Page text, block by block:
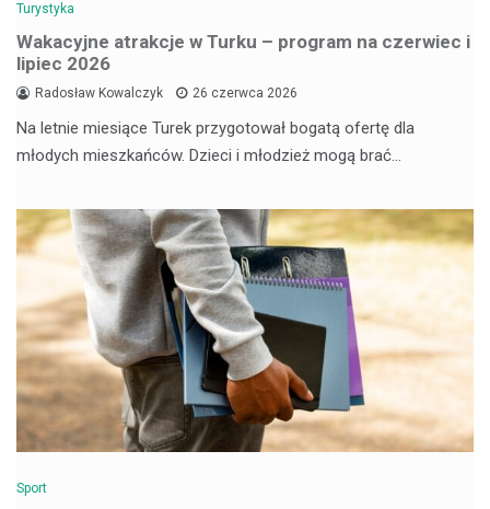
Turystyka
Wakacyjne atrakcje w Turku – program na czerwiec i
lipiec 2026
Radosław Kowalczyk 26 czerwca 2026
Na letnie miesiące Turek przygotował bogatą ofertę dla
młodych mieszkańców. Dzieci i młodzież mogą brać…
Sport